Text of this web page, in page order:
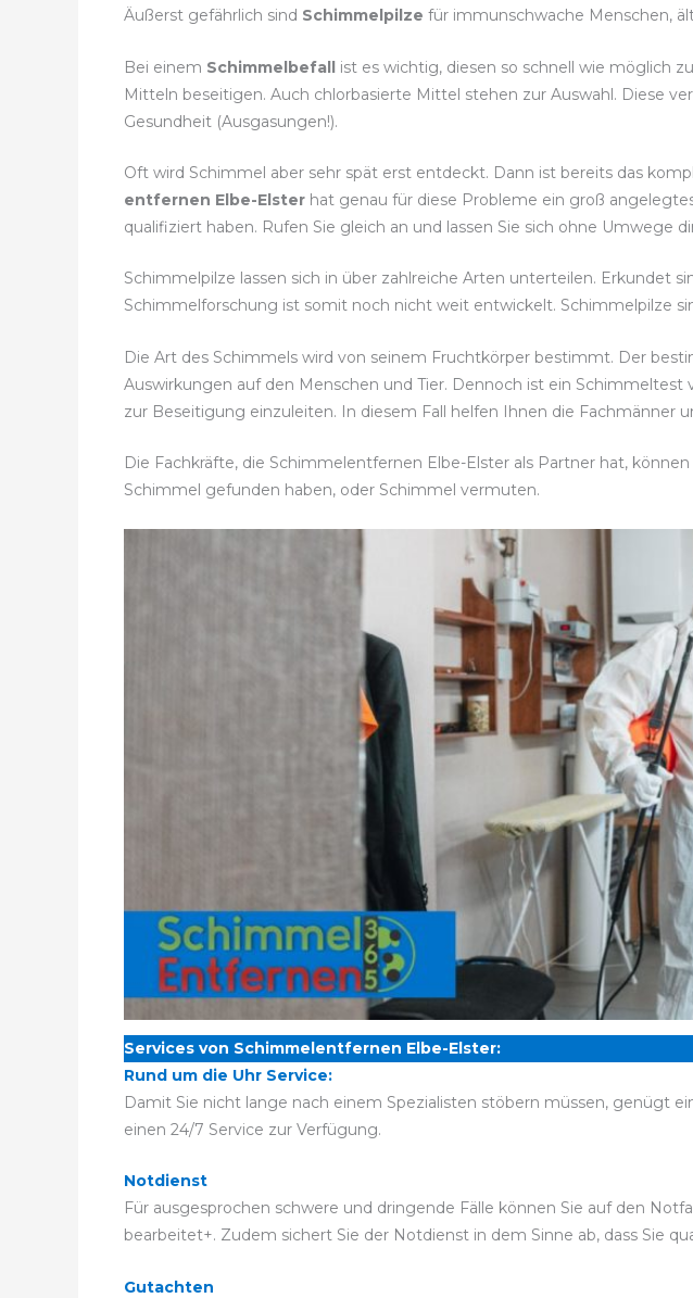
Äußerst gefährlich sind Schimmelpilze für immunschwache Menschen,
Bei einem Schimmelbefall ist es wichtig, diesen so schnell wie möglich
Mitteln beseitigen. Auch chlorbasierte Mittel stehen zur Auswahl. Diese
Gesundheit (Ausgasungen!).
Oft wird Schimmel aber sehr spät erst entdeckt. Dann ist bereits das
entfernen Elbe-Elster hat genau für diese Probleme ein groß
qualifiziert haben. Rufen Sie gleich an und lassen Sie sich ohne Umwege
Schimmelpilze lassen sich in über zahlreiche Arten unterteilen. Erkundet
Schimmelforschung ist somit noch nicht weit entwickelt. Schimmelpilze
Die Art des Schimmels wird von seinem Fruchtkörper bestimmt. Der
Auswirkungen auf den Menschen und Tier. Dennoch ist ein
zur Beseitigung einzuleiten. In diesem Fall helfen Ihnen die Fachmänner
Die Fachkräfte, die Schimmelentfernen Elbe-Elster als Partner hat,
Schimmel gefunden haben, oder Schimmel vermuten.
Services von Schimmelentfernen Elbe-Elster:
Rund um die Uhr Service:
Damit Sie nicht lange nach einem Spezialisten stöbern müssen, genügt
einen 24/7 Service zur Verfügung.
Notdienst
Für ausgesprochen schwere und dringende Fälle können Sie auf den
bearbeitet+. Zudem sichert Sie der Notdienst in dem Sinne ab, dass Sie
Gutachten